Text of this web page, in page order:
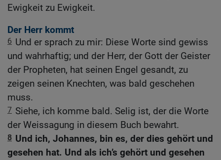
Ewigkeit zu Ewigkeit.
Der Herr kommt
6 Und er sprach zu mir: Diese Worte sind gewiss
und wahrhaftig; und der Herr, der Gott der Geister
der Propheten, hat seinen Engel gesandt, zu
zeigen seinen Knechten, was bald geschehen
muss.
7 Siehe, ich komme bald. Selig ist, der die Worte
der Weissagung in diesem Buch bewahrt.
8 Und ich, Johannes, bin es, der dies gehört und
gesehen hat. Und als ich’s gehört und gesehen